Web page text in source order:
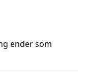
ender som